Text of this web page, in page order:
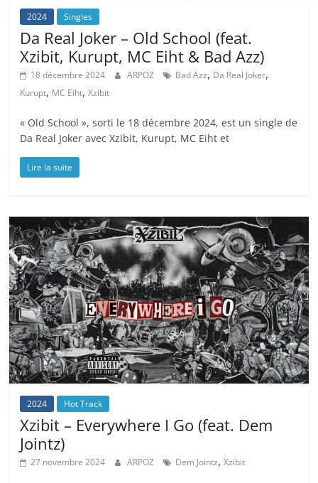
2024 Singles
Da Real Joker – Old School (feat.
Xzibit, Kurupt, MC Eiht & Bad Azz)
18 décembre 2024 ARPOZ Bad Azz, Da Real Joker,
Kurupt, MC Eiht,Xzibit
« Old School », sorti le 18 décembre 2024, est un single de
Da Real Joker avec Xzibit, Kurupt, MC Eiht et
Lire la suite
2024 Hot Track
Xzibit – Everywhere I Go (feat. Dem
Jointz)
27 novembre 2024 ARPOZ Dem Jointz,Xzibit